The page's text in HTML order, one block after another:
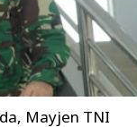
Mayjen TNI